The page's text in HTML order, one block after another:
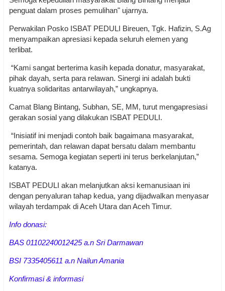
penguat dalam proses pemulihan" ujarnya.
Perwakilan Posko ISBAT PEDULI Bireuen, Tgk. Hafizin, S.Ag
menyampaikan apresiasi kepada seluruh elemen yang
terlibat.
“Kami sangat berterima kasih kepada donatur, masyarakat,
pihak dayah, serta para relawan. Sinergi ini adalah bukti
kuatnya solidaritas antarwilayah,” ungkapnya.
Camat Blang Bintang, Subhan, SE, MM, turut mengapresiasi
gerakan sosial yang dilakukan ISBAT PEDULI.
“Inisiatif ini menjadi contoh baik bagaimana masyarakat,
pemerintah, dan relawan dapat bersatu dalam membantu
sesama. Semoga kegiatan seperti ini terus berkelanjutan,”
katanya.
ISBAT PEDULI akan melanjutkan aksi kemanusiaan ini
dengan penyaluran tahap kedua, yang dijadwalkan menyasar
wilayah terdampak di Aceh Utara dan Aceh Timur.
Info donasi:
BAS 01102240012425 a.n Sri Darmawan
BSI 7335405611 a.n Nailun Amania
Konfirmasi & informasi